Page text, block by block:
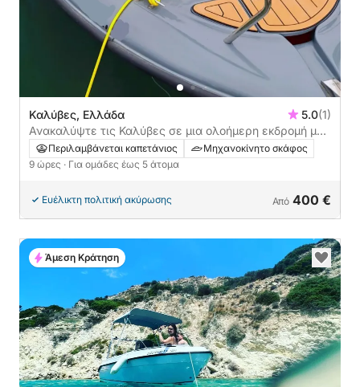
Καλύβες, Ελλάδα 5.0(1)
Ανακαλύψτε τις Καλύβες σε μια ολοήμερη εκδρομή με
μηχανοκίνητο σκάφος
Περιλαμβάνεται καπετάνιος
Μηχανοκίνητο σκάφος
9 ώρες · Για ομάδες έως 5 άτομα
Ευέλικτη πολιτική ακύρωσης Από 400 €
Άμεση Κράτηση